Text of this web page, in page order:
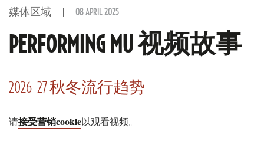
媒体区域 08 APRIL 2025
PERFORMING MU 视频故事
2026-27 秋冬流行趋势
请接受营销cookie以观看视频。